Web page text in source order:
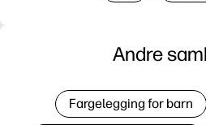
Andre
Fargelegging for barn